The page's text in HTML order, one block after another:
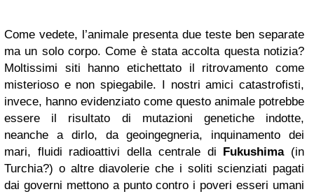
Come vedete, l’animale presenta due teste ben separate
ma un solo corpo. Come è stata accolta questa notizia?
Moltissimi siti hanno etichettato il ritrovamento come
misterioso e non spiegabile. I nostri amici catastrofisti,
invece, hanno evidenziato come questo animale potrebbe
essere il risultato di mutazioni genetiche indotte,
neanche a dirlo, da geoingegneria, inquinamento dei
mari, fluidi radioattivi della centrale di Fukushima(in
Turchia?) o altre diavolerie che i soliti scienziati pagati
dai governi mettono a punto contro i poveri esseri umani